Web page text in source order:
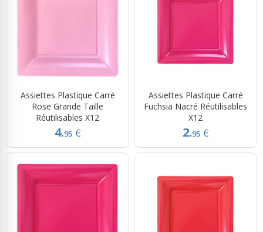
Assiettes Plastique Carré
Rose Grande Taille
Réutilisables X12
4.95 €
Assiettes Plastique Carré
Fuchsia Nacré Réutilisables
X12
2.95 €